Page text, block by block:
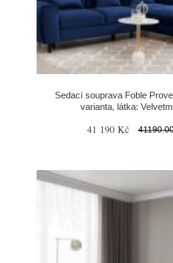
Sedací souprava Foble
varianta, látka:
41 190 Kč